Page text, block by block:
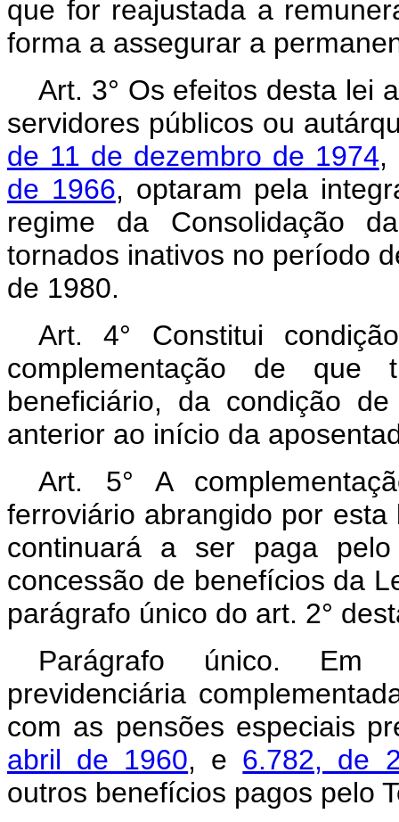
que for reajustada a
forma a assegurar a
Art. 3° Os efeitos desta lei
servidores públicos ou
de 11 de dezembro de 1974,
de 1966, optaram pela
regime da Consolidação
tornados inativos no período
de 1980.
Art. 4° Constitui
complementação de
beneficiário, da condição
anterior ao início da
Art. 5° A
ferroviário abrangido por
continuará a ser paga
concessão de benefícios da
parágrafo único do art. 2°
Parágrafo único. Em
previdenciária
com as pensões especiais
abril de 1960, e 6.782, de
outros benefícios pagos pelo